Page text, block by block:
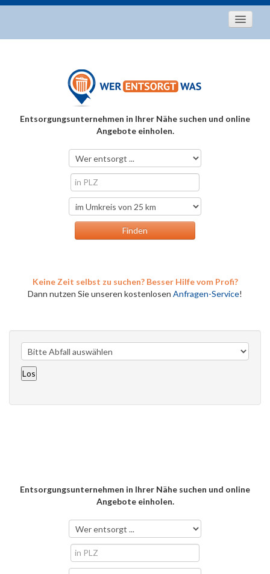
Entsorgungstipps
Über uns
Entsorgungsunternehmen in Ihrer Nähe suchen und online
Angebote einholen.
Keine Zeit selbst zu suchen? Besser Hilfe vom Profi?
Dann nutzen Sie unseren kostenlosen Anfragen-Service!
Entsorgungsunternehmen in Ihrer Nähe suchen und online
Angebote einholen.